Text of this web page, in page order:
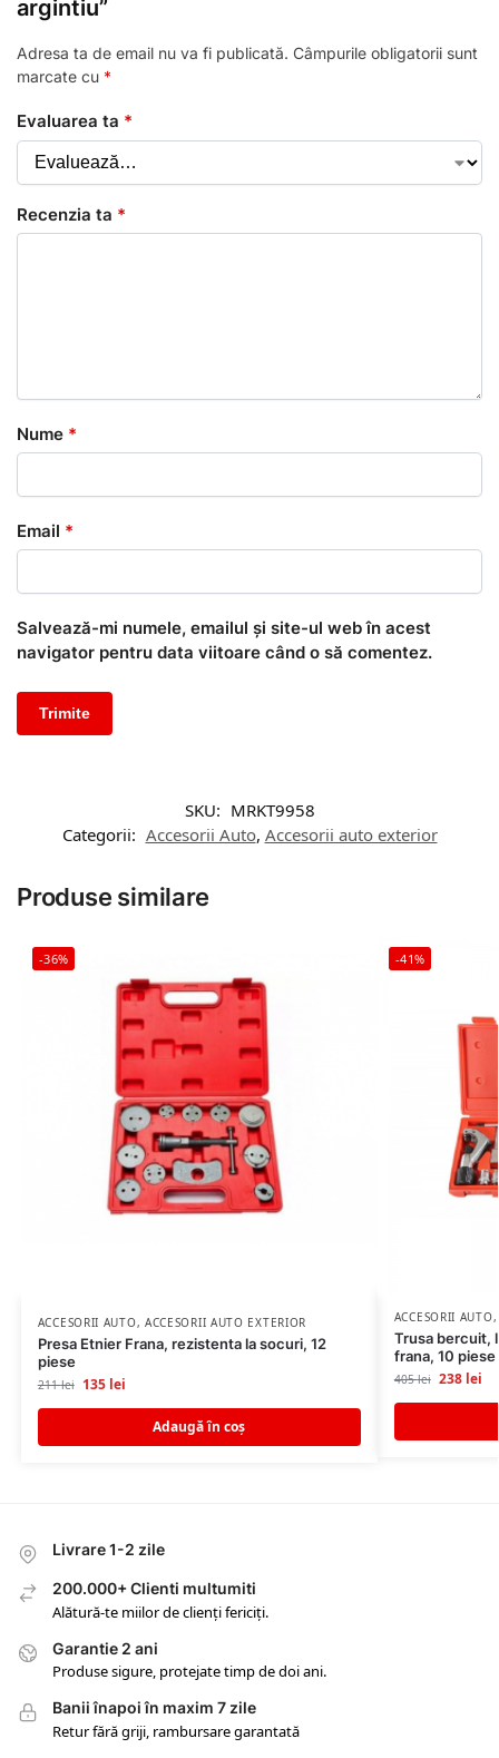
argintiu”
Adresa ta de email nu va fi publicată. Câmpurile obligatorii sunt
marcate cu *
Evaluarea ta *
Recenzia ta *
Nume *
Email *
Salvează-mi numele, emailul și site-ul web în acest
navigator pentru data viitoare când o să comentez.
SKU: MRKT9958
Categorii: Accesorii Auto, Accesorii auto exterior
Produse similare
-36%
ACCESORII AUTO, ACCESORII AUTO EXTERIOR
Presa Etnier Frana, rezistenta la socuri, 12
piese
211lei 135 lei
Adaugă în coș
-41%
ACCESORII AUTO
Trusa bercuit,
frana, 10 piese
405lei 238 lei
Livrare 1-2 zile
200.000+ Clienti multumiti
Alătură-te miilor de clienți fericiți.
Garantie 2 ani
Produse sigure, protejate timp de doi ani.
Banii înapoi în maxim 7 zile
Retur fără griji, rambursare garantată